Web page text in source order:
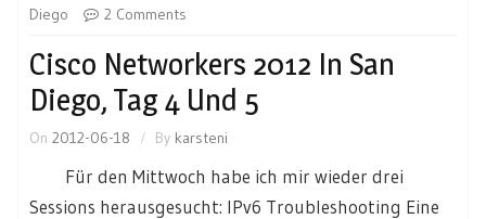
Diego 2 Comments
Cisco Networkers 2012 In San
Diego, Tag 4 Und 5
On 2012-06-18 By karsteni
Für den Mittwoch habe ich mir wieder drei
Sessions herausgesucht: IPv6 Troubleshooting Eine